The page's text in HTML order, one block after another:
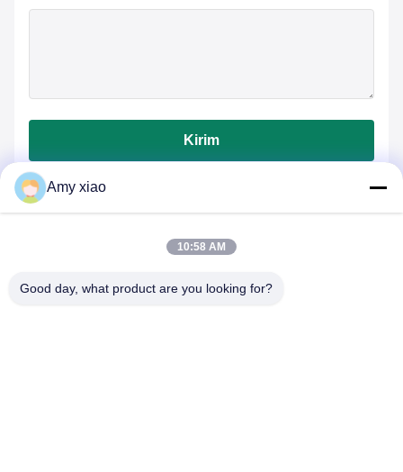
Kirim
Amy xiao
10:58 AM
Good day, what product are you looking for?